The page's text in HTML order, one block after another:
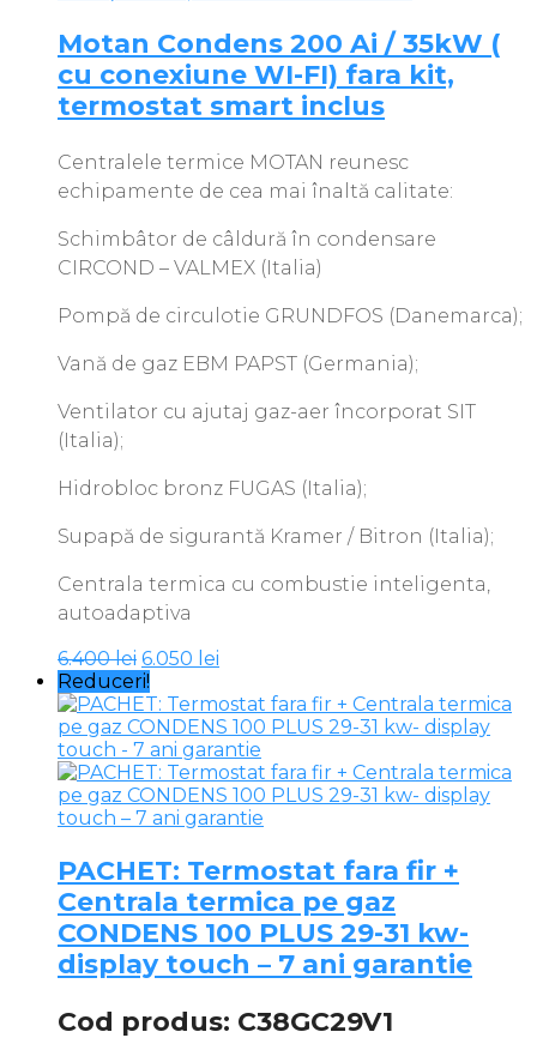
Motan Condens 200 Ai / 35kW (
cu conexiune WI-FI) fara kit,
termostat smart inclus
Centralele termice MOTAN reunesc
echipamente de cea mai înaltă calitate:
Schimbâtor de câldură în condensare
CIRCOND – VALMEX (Italia)
Pompă de circulotie GRUNDFOS (Danemarca);
Vană de gaz EBM PAPST (Germania);
Ventilator cu ajutaj gaz-aer încorporat SIT
(Italia);
Hidrobloc bronz FUGAS (Italia);
Supapă de sigurantă Kramer / Bitron (Italia);
Centrala termica cu combustie inteligenta,
autoadaptiva
6.400lei Prețul
inițial
a
fost:
6.400 lei.
6.050 lei
este:
6.050 lei.
Reduceri!
PACHET: Termostat fara fir +
Centrala termica pe gaz
CONDENS 100 PLUS 29-31 kw-
display touch – 7 ani garantie
Cod produs: C38GC29V1